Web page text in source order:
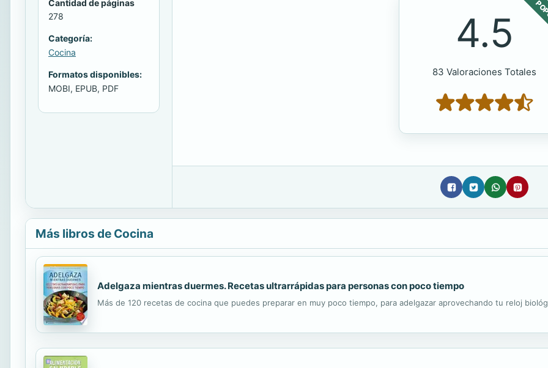
Cantidad de páginas
278
Categoría:
Cocina
Formatos disponibles:
MOBI, EPUB, PDF
4.5
83 Valoraciones Totales
Más libros de Cocina
Adelgaza mientras duermes. Recetas ultrarrápidas para personas con poco tiempo
Más de 120 recetas de cocina que puedes preparar en muy poco tiempo, para adelgazar aprovechando tu reloj